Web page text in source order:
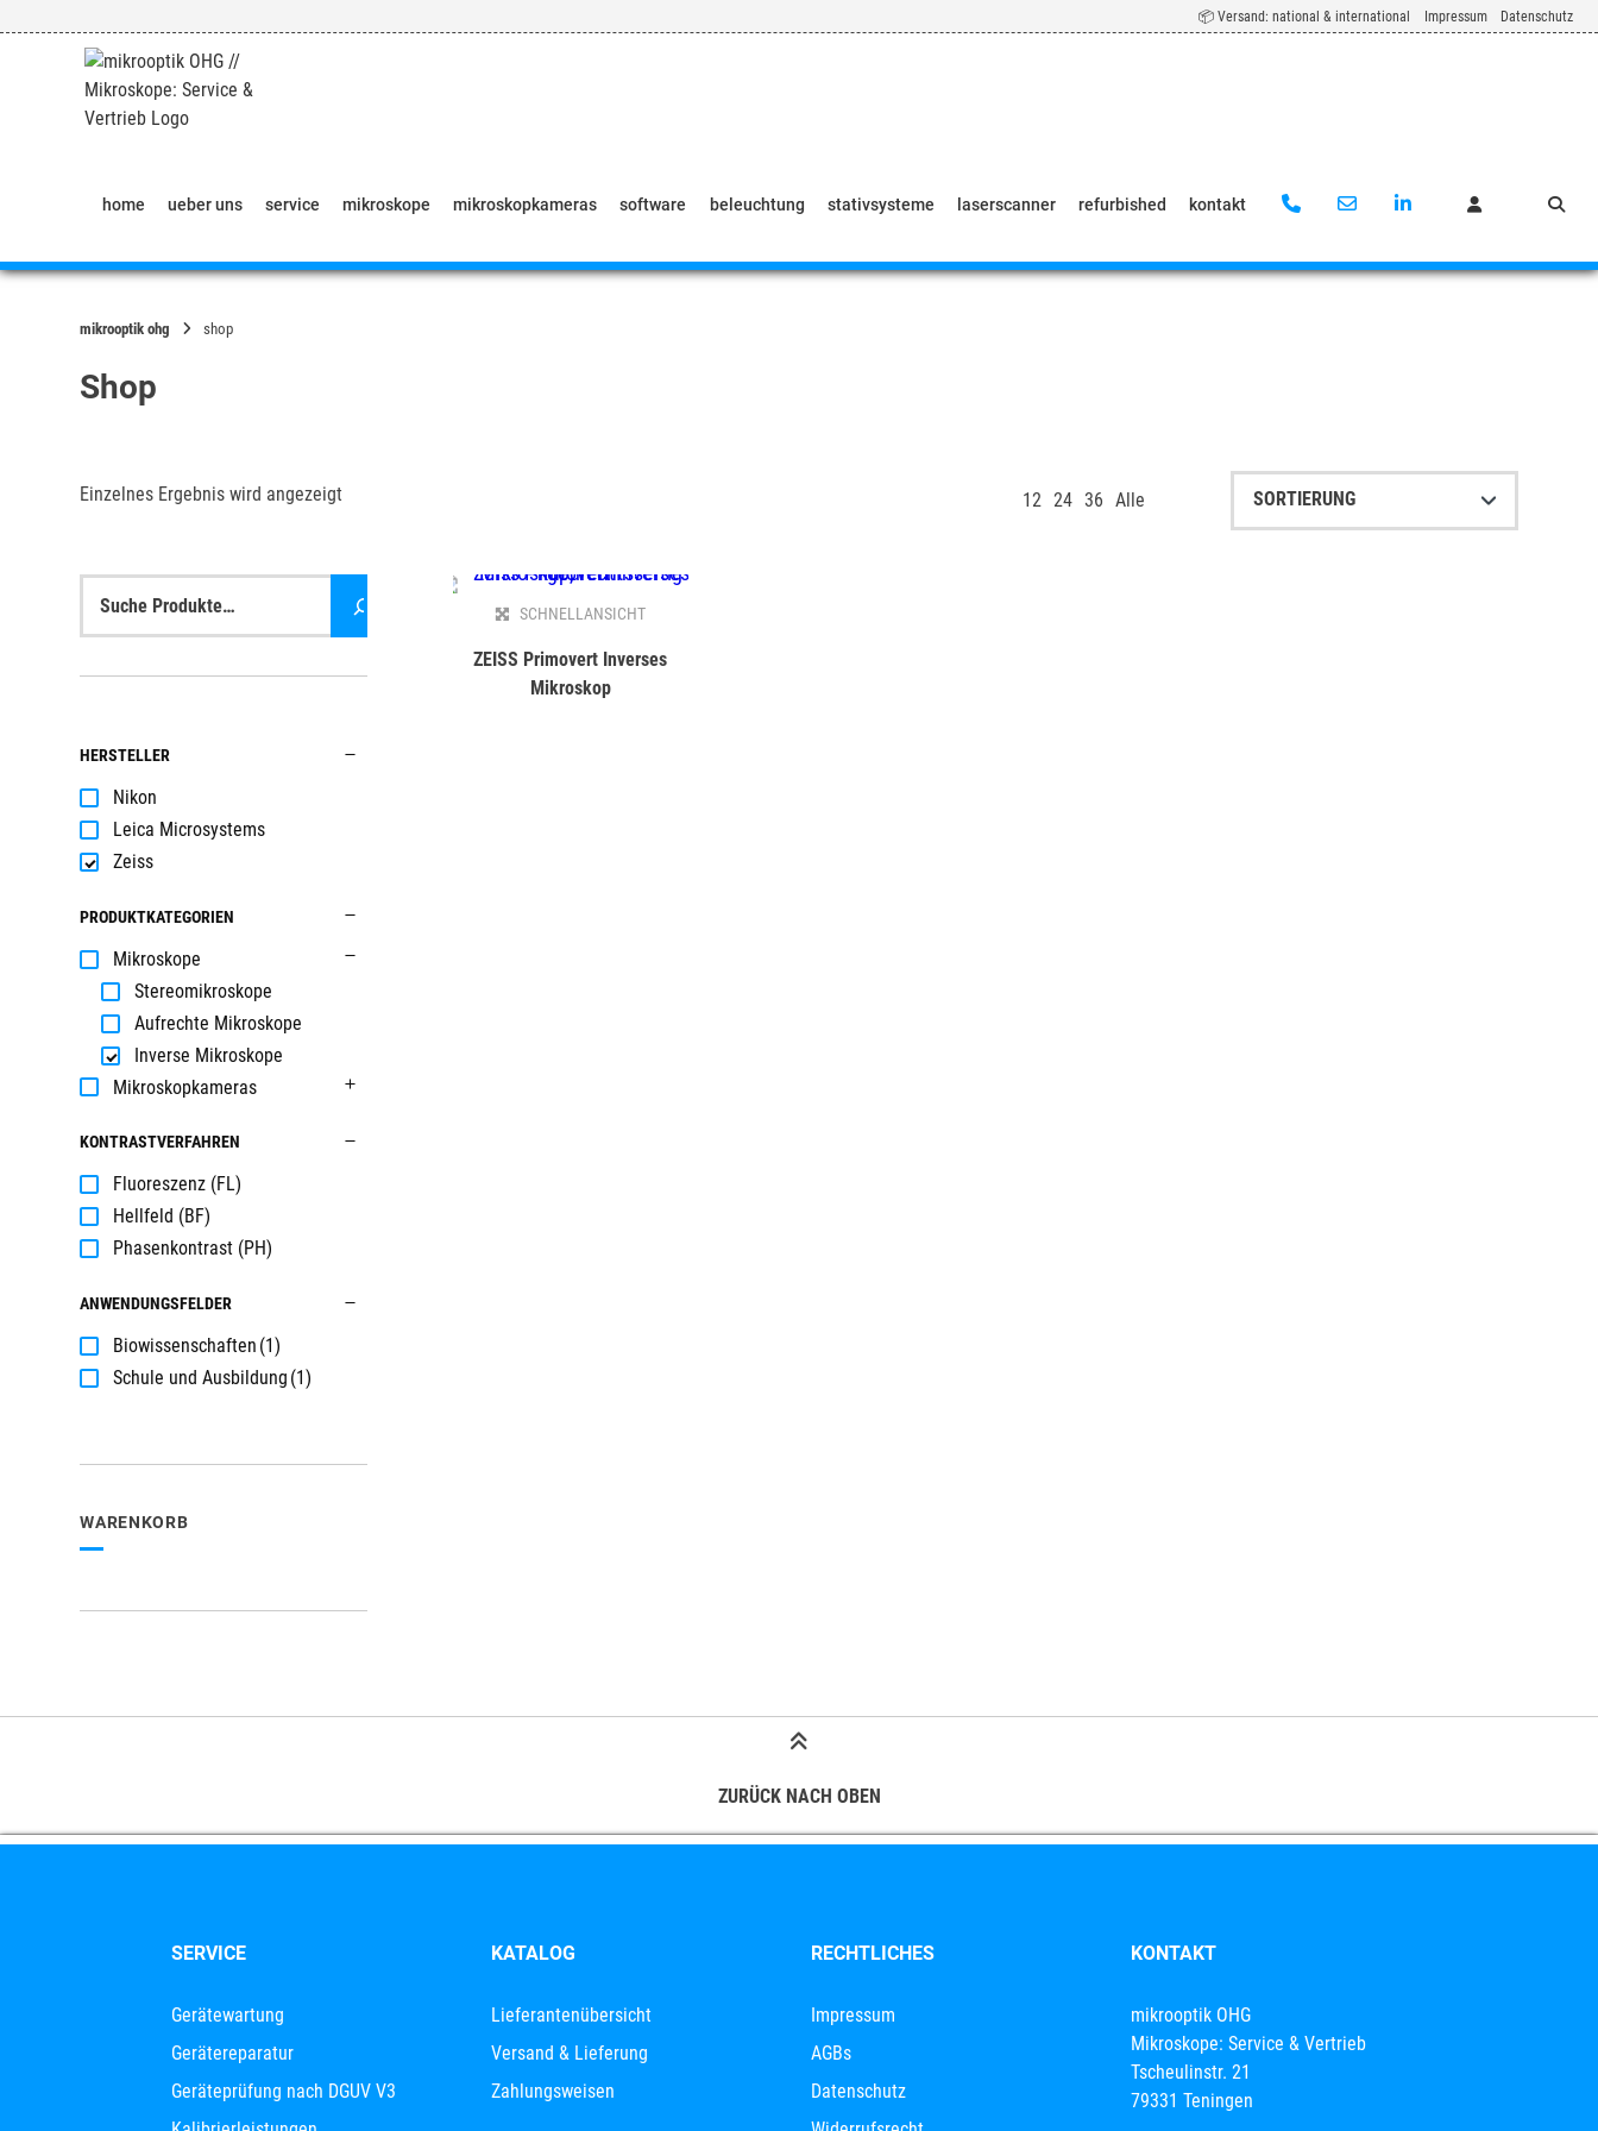
zum
📦 Versand: national & international Impressum Datenschutz
home ueber uns service mikroskope mikroskopkameras software beleuchtung stativsysteme laserscanner refurbished kontakt
mikrooptik ohg shop
Shop
Einzelnes Ergebnis wird angezeigt 12 24 36 Alle
SCHNELLANSICHT
ZEISS Primovert Inverses
Mikroskop
HERSTELLER
Nikon
Leica Microsystems
Zeiss
PRODUKTKATEGORIEN
Mikroskope
Stereomikroskope
Aufrechte Mikroskope
Inverse Mikroskope
Mikroskopkameras
KONTRASTVERFAHREN
Fluoreszenz (FL)
Hellfeld (BF)
Phasenkontrast (PH)
ANWENDUNGSFELDER
Biowissenschaften (1)
Schule und Ausbildung (1)
WARENKORB
ZURÜCK NACH OBEN
SERVICE
Gerätewartung
Gerätereparatur
Geräteprüfung nach DGUV V3
KATALOG
Lieferantenübersicht
Versand & Lieferung
Zahlungsweisen
RECHTLICHES
Impressum
AGBs
Datenschutz
KONTAKT
mikrooptik OHG
Mikroskope: Service & Vertrieb
Tscheulinstr. 21
79331 Teningen